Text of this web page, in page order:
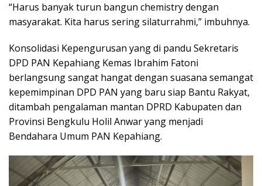
“Harus banyak turun bangun chemistry dengan
masyarakat. Kita harus sering silaturrahmi,” imbuhnya.
Konsolidasi Kepengurusan yang di pandu Sekretaris
DPD PAN Kepahiang Kemas Ibrahim Fatoni
berlangsung sangat hangat dengan suasana semangat
kepemimpinan DPD PAN yang baru siap Bantu Rakyat,
ditambah pengalaman mantan DPRD Kabupaten dan
Provinsi Bengkulu Holil Anwar yang menjadi
Bendahara Umum PAN Kepahiang.